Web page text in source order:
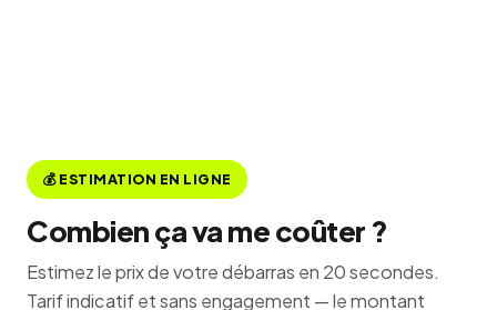
💰 ESTIMATION EN LIGNE
Combien ça va me coûter ?
Estimez le prix de votre débarras en 20 secondes.
Tarif indicatif et sans engagement — le montant